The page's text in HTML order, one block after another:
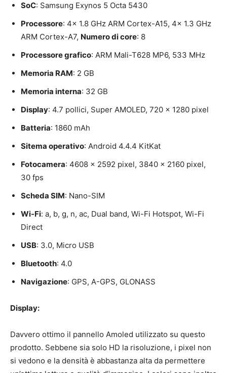
SoC: Samsung Exynos 5 Octa 5430
Processore: 4x 1.8 GHz ARM Cortex-A15, 4x 1.3 GHz
ARM Cortex-A7, Numero di core: 8
Processore grafico: ARM Mali-T628 MP6, 533 MHz
Memoria RAM: 2 GB
Memoria interna: 32 GB
Display: 4.7 pollici, Super AMOLED, 720 x 1280 pixel
Batteria: 1860 mAh
Sitema operativo: Android 4.4.4 KitKat
Fotocamera: 4608 x 2592 pixel, 3840 x 2160 pixel,
30 fps
Scheda SIM: Nano-SIM
Wi-Fi: a, b, g, n, ac, Dual band, Wi-Fi Hotspot, Wi-Fi
Direct
USB: 3.0, Micro USB
Bluetooth: 4.0
Navigazione: GPS, A-GPS, GLONASS
Display:
Davvero ottimo il pannello Amoled utilizzato su questo
prodotto. Sebbene sia solo HD la risoluzione, i pixel non
si vedono e la densità è abbastanza alta da permettere